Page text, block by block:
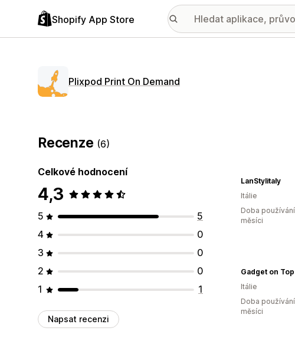
Shopify App Store
Plixpod Print On Demand
Recenze (6)
Celkové hodnocení
4,3
5
5
4
0
3
0
2
0
1
1
Napsat recenzi
LanStylitaly
Itálie
Doba
měsíci
Gadget on Top
Itálie
Doba
měsíci